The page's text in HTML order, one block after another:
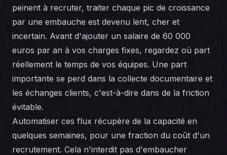
peinent à recruter, traiter chaque pic de croissance
par une embauche est devenu lent, cher et
incertain. Avant d'ajouter un salaire de 60 000
euros par an à vos charges fixes, regardez où part
réellement le temps de vos équipes. Une part
importante se perd dans la collecte documentaire et
les échanges clients, c'est-à-dire dans de la friction
évitable.
Automatiser ces flux récupère de la capacité en
quelques semaines, pour une fraction du coût d'un
recrutement. Cela n'interdit pas d'embaucher